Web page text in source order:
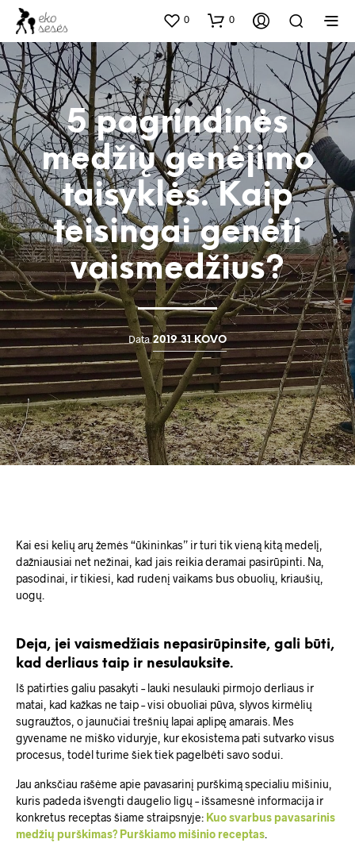
0 0
5 pagrindinės
medžių genėjimo
taisyklės. Kaip
teisingai genėti
vaismedžius?
Data 2019 31 KOVO
Kai esi kelių arų žemės “ūkininkas” ir turi tik vieną kitą medelį,
dažniausiai net nežinai, kad jais reikia deramai pasirūpinti. Na,
pasodinai, ir tikiesi, kad rudenį vaikams bus obuolių, kriaušių,
uogų.
Deja, jei vaismedžiais nepasirūpinsite, gali būti,
kad derliaus taip ir nesulauksite.
Iš patirties galiu pasakyti – lauki nesulauki pirmojo derliaus ir
matai, kad kažkas ne taip – visi obuoliai pūva, slyvos kirmėlių
sugraužtos, o jaunučiai trešnių lapai aplipę amarais. Mes
gyvename ne miško viduryje, kur ekosistema pati sutvarko visus
procesus, todėl turime šiek tiek pagelbėti savo sodui.
Jau anksčiau rašėme apie pavasarinį purškimą specialiu mišiniu,
kuris padeda išvengti daugelio ligų – išsamesnė informacija ir
konkretus receptas šiame straipsnyje: Kuo svarbus pavasarinis
medžių purškimas? Purškiamo mišinio receptas.